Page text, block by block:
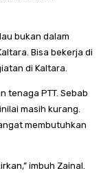
bukan dalam
Bisa bekerja di
di Kaltara.
tenaga PTT. Sebab
masih kurang.
membutuhkan
imbuh Zainal.